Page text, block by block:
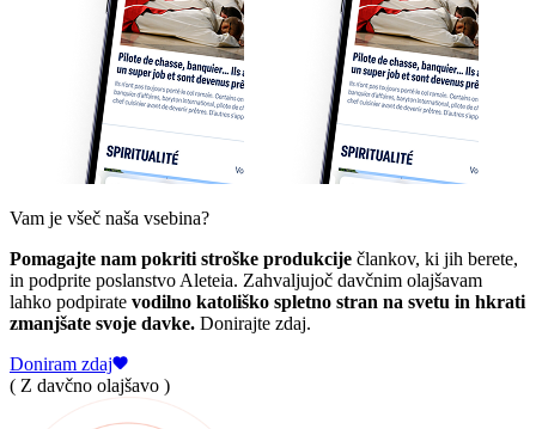
Vam je všeč naša vsebina?
Pomagajte nam pokriti stroške produkcije člankov, ki jih berete,
in podprite poslanstvo Aleteia. Zahvaljujoč davčnim olajšavam
lahko podpirate vodilno katoliško spletno stran na svetu in hkrati
zmanjšate svoje davke. Donirajte zdaj.
Doniram zdaj
( Z davčno olajšavo )